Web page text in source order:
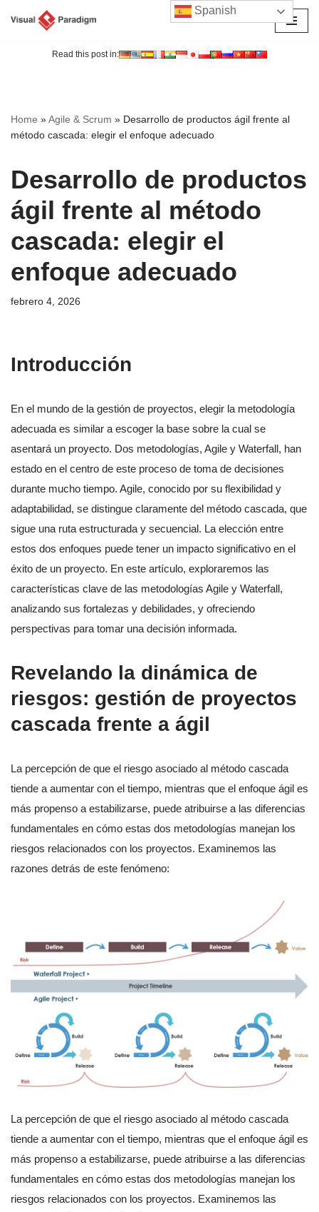
Read this post in:
Home »Agile & Scrum » Desarrollo de productos ágil frente al
método cascada: elegir el enfoque adecuado
Desarrollo de productos
ágil frente al método
cascada: elegir el
enfoque adecuado
febrero 4, 2026
Introducción
En el mundo de la gestión de proyectos, elegir la metodología
adecuada es similar a escoger la base sobre la cual se
asentará un proyecto. Dos metodologías, Agile y Waterfall, han
estado en el centro de este proceso de toma de decisiones
durante mucho tiempo. Agile, conocido por su flexibilidad y
adaptabilidad, se distingue claramente del método cascada, que
sigue una ruta estructurada y secuencial. La elección entre
estos dos enfoques puede tener un impacto significativo en el
éxito de un proyecto. En este artículo, exploraremos las
características clave de las metodologías Agile y Waterfall,
analizando sus fortalezas y debilidades, y ofreciendo
perspectivas para tomar una decisión informada.
Revelando la dinámica de
riesgos: gestión de proyectos
cascada frente a ágil
La percepción de que el riesgo asociado al método cascada
tiende a aumentar con el tiempo, mientras que el enfoque ágil es
más propenso a estabilizarse, puede atribuirse a las diferencias
fundamentales en cómo estas dos metodologías manejan los
riesgos relacionados con los proyectos. Examinemos las
razones detrás de este fenómeno:
La percepción de que el riesgo asociado al método cascada
tiende a aumentar con el tiempo, mientras que el enfoque ágil es
más propenso a estabilizarse, puede atribuirse a las diferencias
fundamentales en cómo estas dos metodologías manejan los
riesgos relacionados con los proyectos. Examinemos las
Spanish